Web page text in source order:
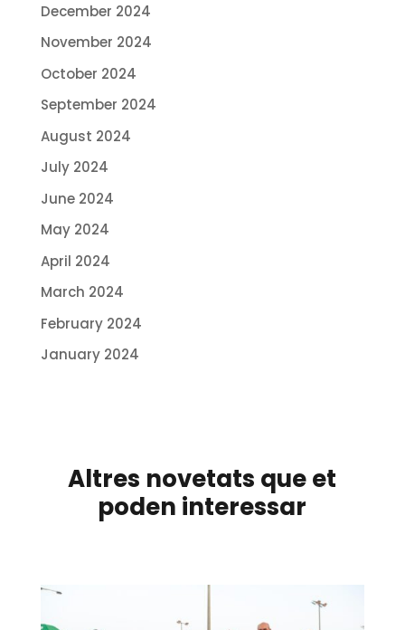
December 2024
November 2024
October 2024
September 2024
August 2024
July 2024
June 2024
May 2024
April 2024
March 2024
February 2024
January 2024
Altres novetats que et
poden interessar